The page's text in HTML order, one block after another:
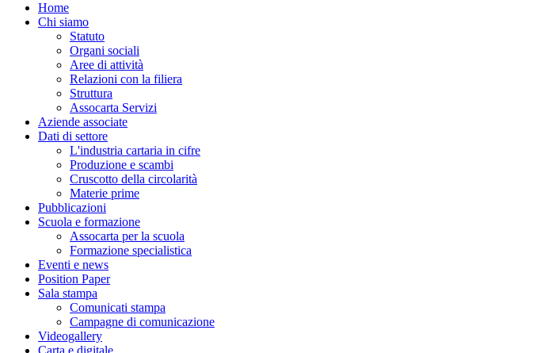
Home
Chi siamo
Statuto
Organi sociali
Aree di attività
Relazioni con la filiera
Struttura
Assocarta Servizi
Aziende associate
Dati di settore
L'industria cartaria in cifre
Produzione e scambi
Cruscotto della circolarità
Materie prime
Pubblicazioni
Scuola e formazione
Assocarta per la scuola
Formazione specialistica
Eventi e news
Position Paper
Sala stampa
Comunicati stampa
Campagne di comunicazione
Videogallery
Carta e digitale